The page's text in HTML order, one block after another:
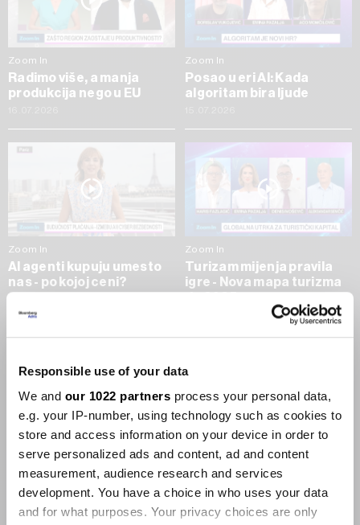
Responsible use of your data
We and our 1022 partners process your personal data,
e.g. your IP-number, using technology such as cookies to
store and access information on your device in order to
serve personalized ads and content, ad and content
measurement, audience research and services
development. You have a choice in who uses your data
and for what purposes. Your privacy choices are only
Zoom In
Radimo više, a manja
produkcija nego u EU
Zoom In
Posao u eri AI: Kada
algoritam bira ljude
Zoom In
AI agenti kupuju umesto
nas - po kojoj ceni?
09.07.2026
Zoom In
Turizam mijenja pravila
igre - Nova mapa turizma
do 2035.
Businessweek Adria
Korisnici GLP-1 lijekova mršave,
ekonomija se deblja
29.01.2026